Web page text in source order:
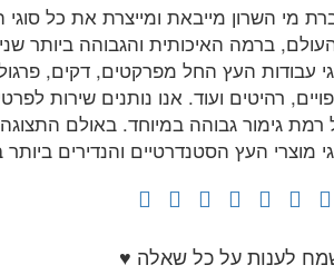
מי השרון מייבאת ומייצרת את כל סוגי
ברמה האיכותית והגבוהה ביותר
עבודות העץ החל מפרקטים, דקים,
רהיטים ועוד. אנו נותנים שירות
רמת גימור גבוהה במיוחד. באולם
מוצרי העץ הסטנדרטיים והנדירים
לענות על כל שאלה ♥